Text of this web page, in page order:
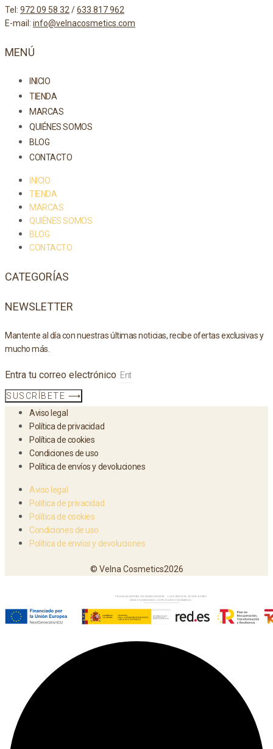
Tel: 972 09 58 32/633 817 962
E-mail: info@velnacosmetics.com
MENÚ
INICIO
TIENDA
MARCAS
QUIÉNES SOMOS
BLOG
CONTACTO
INICIO
TIENDA
MARCAS
QUIÉNES SOMOS
BLOG
CONTACTO
CATEGORÍAS
NEWSLETTER
Mantente al día con nuestras últimas noticias, recibe ofertas exclusivas y
mucho más.
Entra tu correo electrónico
SUSCRÍBETE ⟶
Aviso legal
Política de privacidad
Política de cookies
Condiciones de uso
Política de envíos y devoluciones
Aviso legal
Política de privacidad
Política de cookies
Condiciones de uso
Política de envíos y devoluciones
© Velna Cosmetics2026